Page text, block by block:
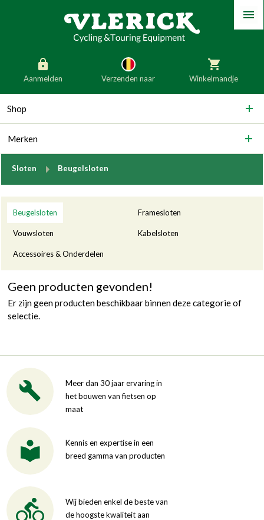
Aanmelden Verzenden naar
België
Duitsland
Slovenië Italië
Denemarken Finland
Bulgarije Ierland
Winkelmandje
generic_skip_language
Menu
Shop
Merken
Sloten breadcrumb.to
Beugelsloten
Categorieën
Beugelsloten Framesloten
Vouwsloten Kabelsloten
Accessoires & Onderdelen
Geen producten gevonden!
Er zijn geen producten beschikbaar binnen deze categorie of
selectie.
Meer dan 30 jaar ervaring in
het bouwen van fietsen op
maat
Kennis en expertise in een
breed gamma van producten
Wij bieden enkel de beste van
de hoogste kwaliteit aan